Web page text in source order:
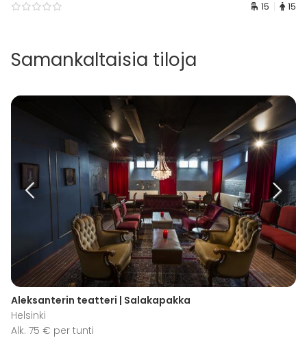
15 15
Samankaltaisia tiloja
Aleksanterin teatteri | Salakapakka
Helsinki
Alk. 75 € per tunti